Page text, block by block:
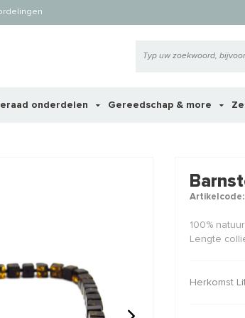
onderdelen Gereedschap & more
ook interessant
Artikelcode:
100%
Lengte
Herkomst